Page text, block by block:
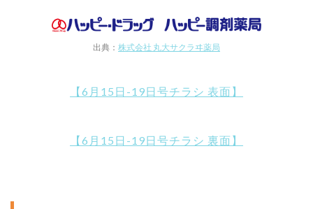
出典： 株式会社 丸大サクラヰ薬局
【6月15日-19日号チラシ 表面】
【6月15日-19日号チラシ 裏面】